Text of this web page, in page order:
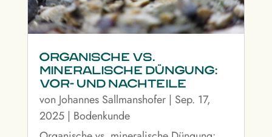
Organische vs.
mineralische Düngung:
Vor- und Nachteile
von Johannes Sallmanshofer| Sep. 17,
2025| Bodenkunde